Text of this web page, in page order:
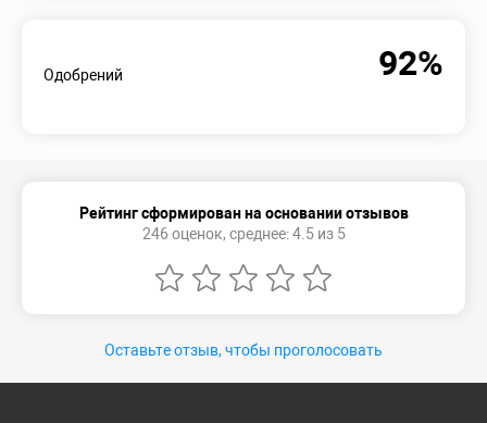
Одобрений 92%
Рейтинг сформирован на основании отзывов
246 оценок, среднее: 4.5 из 5
Оставьте отзыв, чтобы проголосовать